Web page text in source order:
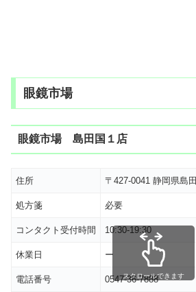
眼鏡市場
眼鏡市場 島田国１店
住所 〒427-0041 静岡県島
処方箋 必要
コンタクト受付時間 10:30-19:30
休業日 ー
電話番号 0547-36-7888
スクロールできます